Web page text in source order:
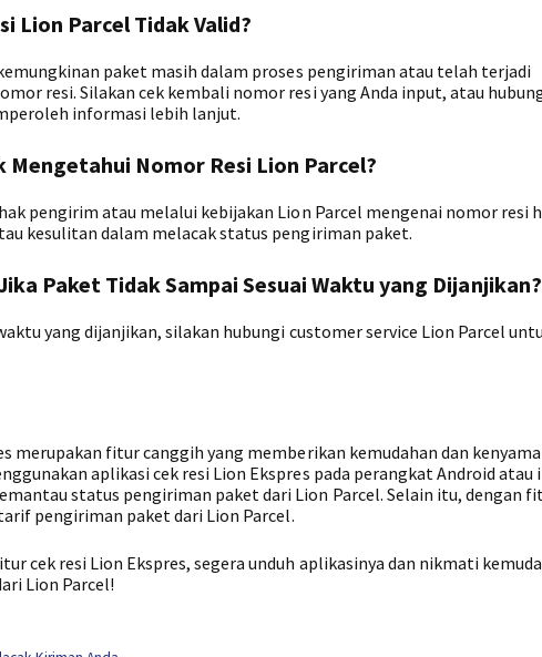
Lion Parcel Tidak Valid?
paket masih dalam proses pengiriman atau telah terjadi
resi. Silakan cek kembali nomor resi yang Anda input, atau
informasi lebih lanjut.
Mengetahui Nomor Resi Lion Parcel?
pengirim atau melalui kebijakan Lion Parcel mengenai nomor resi
kesulitan dalam melacak status pengiriman paket.
Paket Tidak Sampai Sesuai Waktu yang Dijanjikan?
yang dijanjikan, silakan hubungi customer service Lion Parcel
merupakan fitur canggih yang memberikan kemudahan dan
aplikasi cek resi Lion Ekspres pada perangkat Android atau
status pengiriman paket dari Lion Parcel. Selain itu, dengan
pengiriman paket dari Lion Parcel.
cek resi Lion Ekspres, segera unduh aplikasinya dan nikmati
Lion Parcel!